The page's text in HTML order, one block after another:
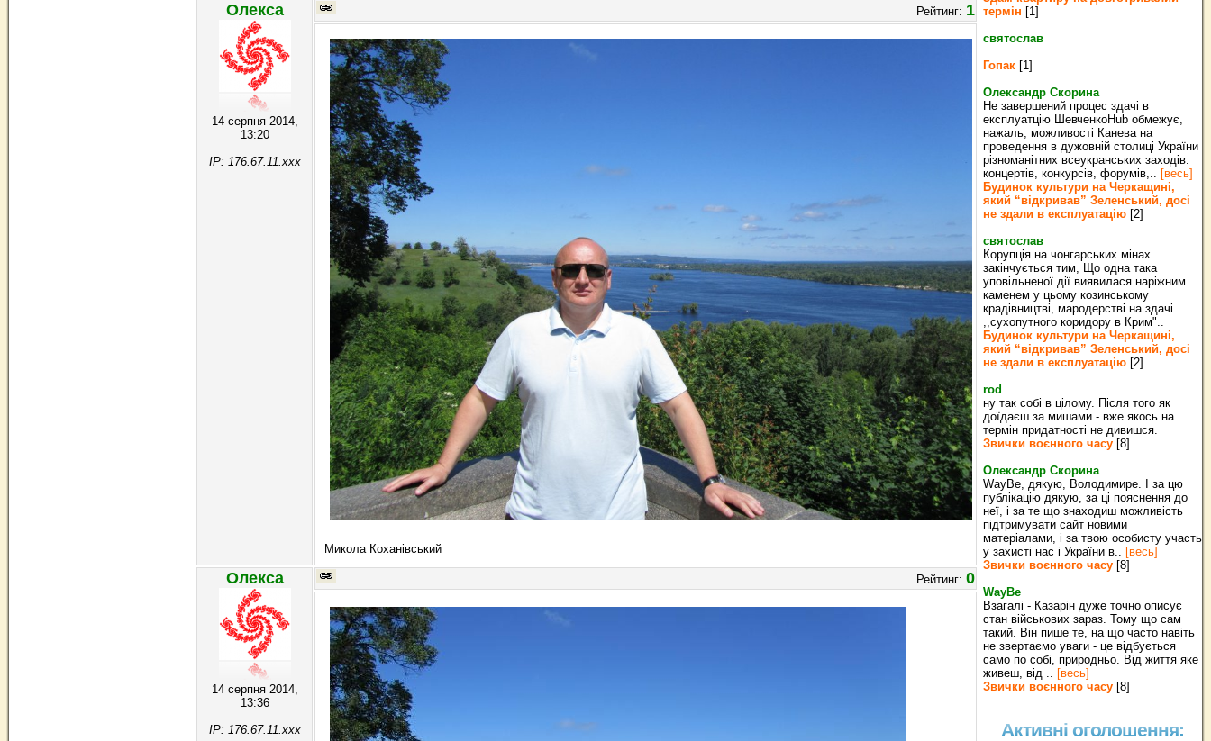
Олекса
14 серпня 2014,
13:20
IP: 176.67.11.xxx
Рейтинг: 1
Микола Коханівський
Олекса
14 серпня 2014,
13:36
IP: 176.67.11.xxx
Рейтинг: 0
термін [1]
святослав
Гопак [1]
Олександр Скорина
Не завершений процес здачі в
експлуатцію ШевченкоHub обмежує,
нажаль, можливості Канева на
проведення в дужовній столиці України
різноманітних всеукранських заходів:
концертів, конкурсів, форумів,.. [весь]
Будинок культури на Черкащині,
який “відкривав” Зеленський, досі
не здали в експлуатацію [2]
святослав
Корупція на чонгарських мінах
закінчується тим, Що одна така
уповільненої дії виявилася наріжним
каменем у цьому козинському
крадівництві, мародерстві на здачі
,,сухопутного коридору в Крим"..
Будинок культури на Черкащині,
який “відкривав” Зеленський, досі
не здали в експлуатацію [2]
rod
ну так собі в цілому. Після того як
доїдаєш за мишами - вже якось на
термін придатності не дивишся.
Звички воєнного часу [8]
Олександр Скорина
WayBe, дякую, Володимире. І за цю
публікацію дякую, за ці пояснення до
неї, і за те що знаходиш можливість
підтримувати сайт новими
матеріалами, і за твою особисту участь
у захисті нас і України в.. [весь]
Звички воєнного часу [8]
WayBe
Взагалі - Казарін дуже точно описує
стан військових зараз. Тому що сам
такий. Він пише те, на що часто навіть
не звертаємо уваги - це відбується
само по собі, природньо. Від життя яке
живеш, від .. [весь]
Звички воєнного часу [8]
Активні оголошення: